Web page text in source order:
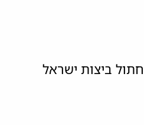
חתול ביצות ישראל